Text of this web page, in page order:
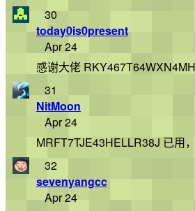
30
today0is0present
Apr 24
感谢大佬
31
NitMoon
Apr 24
MRFT7TJE43HELLR38J 已用
32
sevenyangcc
Apr 24